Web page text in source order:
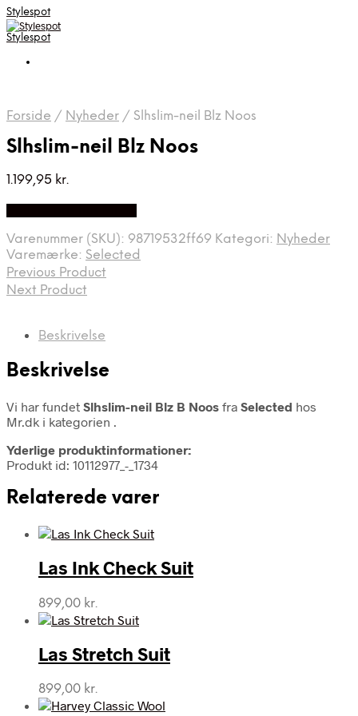
Stylespot
Stylespot
Forside / Nyheder / Slhslim-neil Blz Noos
Slhslim-neil Blz Noos
1.199,95 kr.
Varenummer (SKU): 98719532ff69 Kategori: Nyheder
Varemærke: Selected
Previous Product
Next Product
Beskrivelse
Beskrivelse
Vi har fundet Slhslim-neil Blz B Noos fra Selected hos
Mr.dk i kategorien .
Yderlige produktinformationer:
Produkt id: 10112977_-_1734
Relaterede varer
Las Ink Check Suit
899,00 kr.
Las Stretch Suit
899,00 kr.